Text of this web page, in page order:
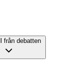
från debatten